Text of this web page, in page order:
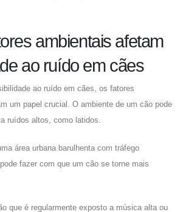
ambientais afetam
ao ruído em cães
ao ruído em cães, os fatores
um papel crucial. O ambiente de um cão pode
ruídos altos, como latidos.
área urbana barulhenta com tráfego
fazer com que um cão se torne mais
que é regularmente exposto a música alta ou